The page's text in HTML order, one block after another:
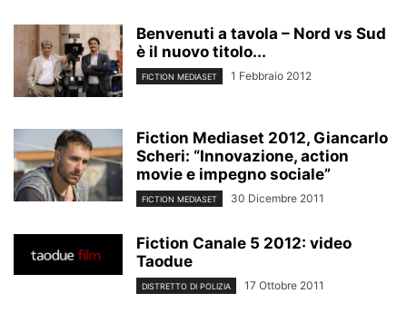
Benvenuti a tavola – Nord vs Sud
è il nuovo titolo...
FICTION MEDIASET 1 Febbraio 2012
Fiction Mediaset 2012, Giancarlo
Scheri: “Innovazione, action
movie e impegno sociale”
FICTION MEDIASET 30 Dicembre 2011
Fiction Canale 5 2012: video
Taodue
DISTRETTO DI POLIZIA 17 Ottobre 2011